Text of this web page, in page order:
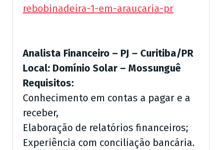
rebobinadeira-1-em-araucaria-pr
Analista Financeiro – PJ – Curitiba/PR
Local: Domínio Solar – Mossunguê
Requisitos:
Conhecimento em contas a pagar e a
receber,
Elaboração de relatórios financeiros;
Experiência com conciliação bancária.